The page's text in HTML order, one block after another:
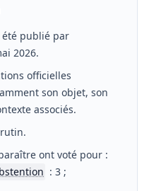
été publié par
2026.
officielles
son objet, son
associés.
ont voté pour :
: 3 ;